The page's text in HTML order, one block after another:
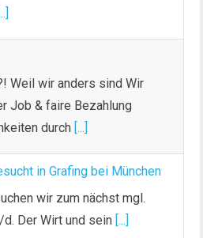
Weil wir anders sind Wir
Job & faire Bezahlung
durch [...]
in Grafing bei München
wir zum nächst mgl.
Der Wirt und sein [...]